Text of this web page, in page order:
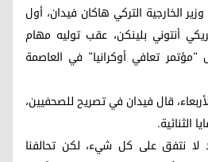
24)- عقد وزير الخارجية التركي هاكان فيدان، أول
أنتوني بلينكن، عقب توليه مهام
تعافي أوكرانيا" في العاصمة
قال فيدان في تصريح للصحفيين،
الثنائية.
نتفق على كل شيء، لكن تحالفنا